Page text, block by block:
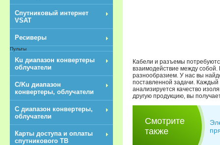
Кабели и разъемы
взаимодействие между собой.
разнообразием. У нас вы
поставленной задачи.
анализируется качество
другую продукцию, вы
Смотрите
также
Спутниковый интернет
VSAT
Ресиверы
Пульты
Ku диапазон конвертеры
облучатели
C/Ku диапазон
конвертеры, облучатели
С диапазон конвертеры,
облучатели
Карты доступа и оплаты
спутникового ТВ